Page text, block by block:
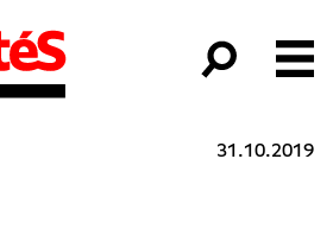
31.10.2019